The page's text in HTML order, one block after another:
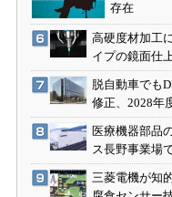
存在
高硬度材加工
イプの鏡面仕
脱自動車でも
修正、2028年
医療機器部品
ス長野事業場
三菱電機が知